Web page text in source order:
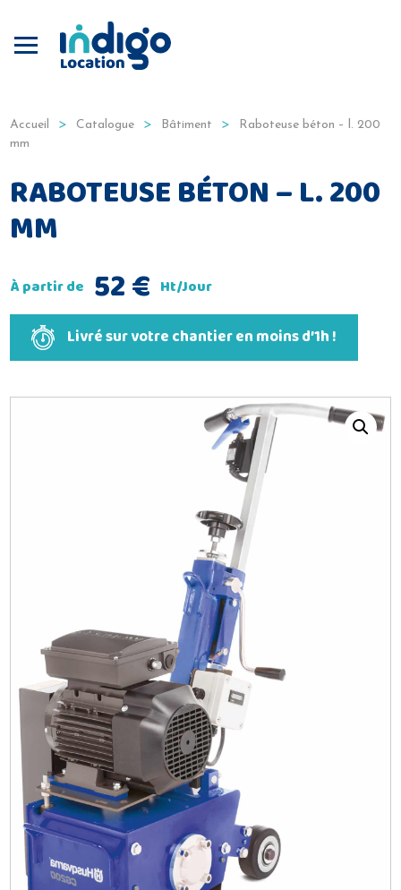
Accueil Catalogue Bâtiment
Raboteuse béton – l. 200
mm
RABOTEUSE BÉTON – L. 200
MM
À partir de 52€ Ht/Jour
Livré sur votre chantier en moins d’1h !